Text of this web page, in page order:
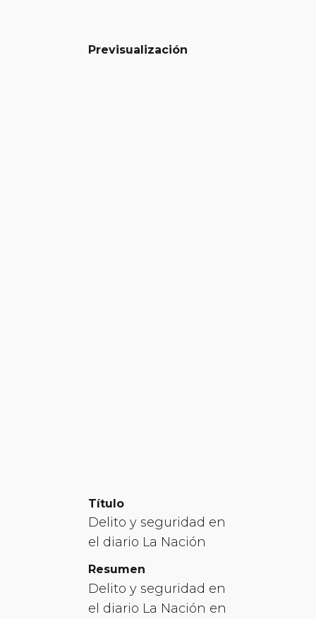
Previsualización
Título
Delito y seguridad en
el diario La Nación
Resumen
Delito y seguridad en
el diario La Nación en